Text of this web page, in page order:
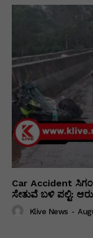
Car Accident
ಸೇತುವೆ ಬಳಿ ಪಲ್ಟಿ:
Klive News -